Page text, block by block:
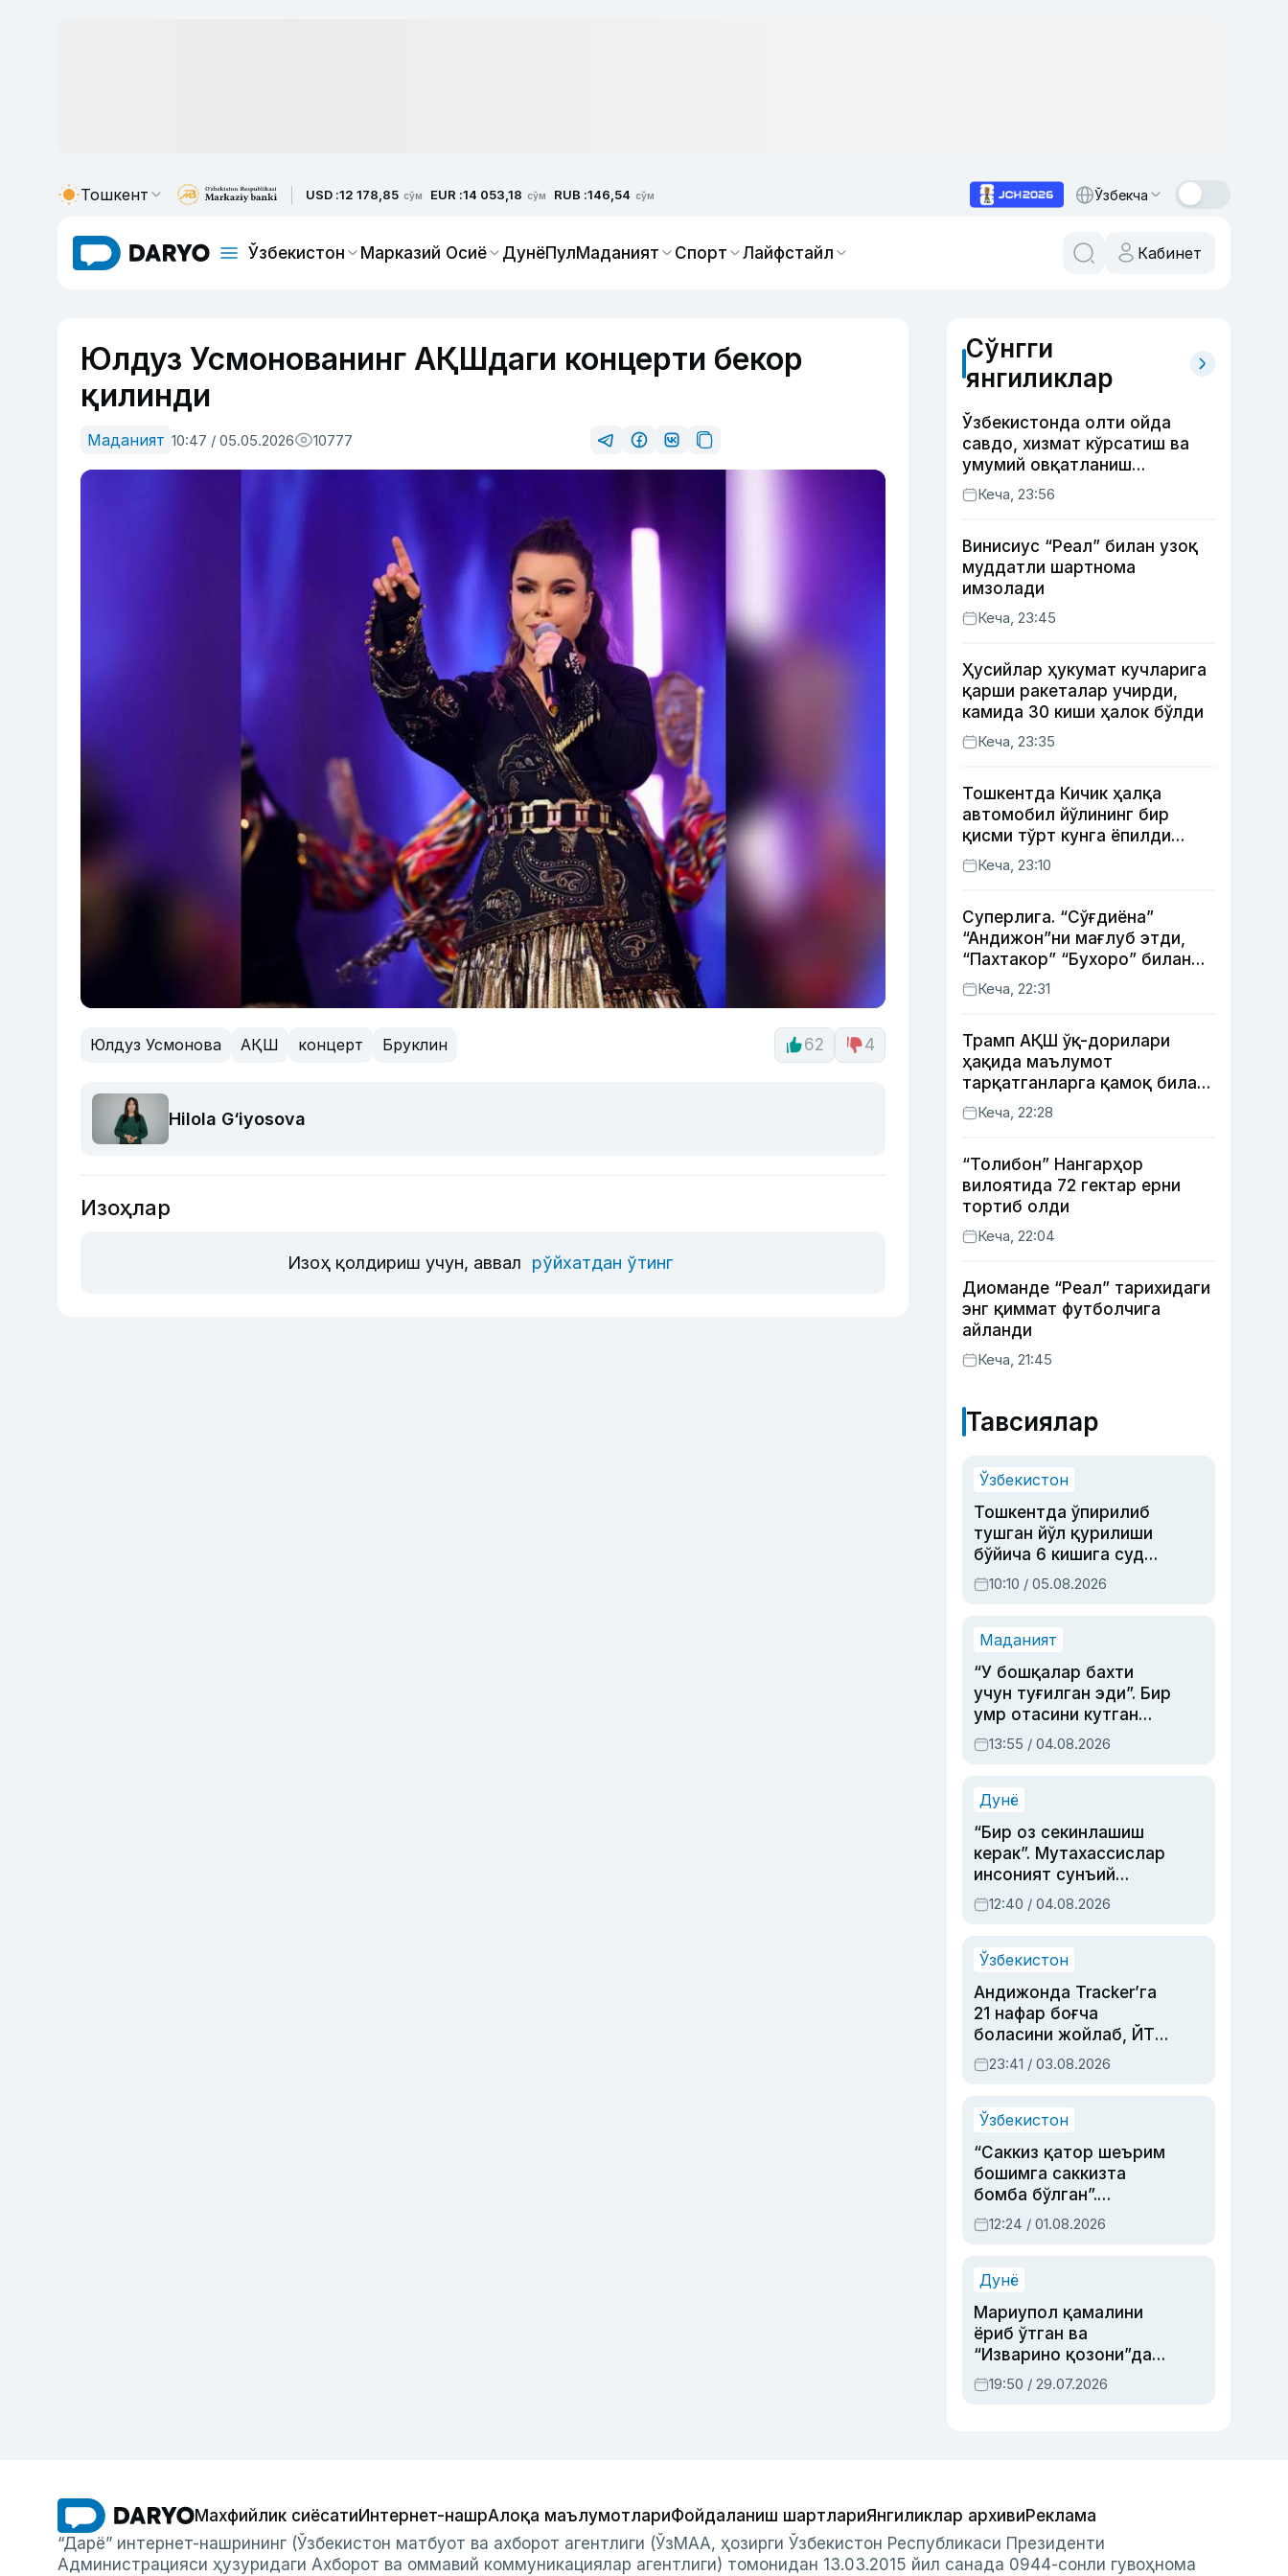
Тошкент USD :12 178,85 сўм EUR :14 053,18 сўм RUB :146,54 сўм Ўзбекча
Ўзбекистон Марказий Осиё ДунёПулМаданият Спорт Лайфстайл Кабинет
Юлдуз Усмонованинг АҚШдаги концерти бекор
қилинди
Маданият 10:47 / 05.05.2026 10777
Юлдуз Усмонова АҚШ концерт Бруклин 62 4
Hilola G‘iyosova
Изоҳлар
Изоҳ қолдириш учун, аввал рўйхатдан ўтинг
Сўнгги
янгиликлар
Ўзбекистонда олти ойда
савдо, хизмат кўрсатиш ва
умумий овқатланиш
корхоналари қанча солиқ
тўлагани очиқланди
Кеча, 23:56
Винисиус “Реал” билан узоқ
муддатли шартнома
имзолади
Кеча, 23:45
Ҳусийлар ҳукумат кучларига
қарши ракеталар учирди,
камида 30 киши ҳалок бўлди
Кеча, 23:35
Тошкентда Кичик ҳалқа
автомобил йўлининг бир
қисми тўрт кунга ёпилди
(харита)
Кеча, 23:10
Суперлига. “Сўғдиёна”
“Андижон”ни мағлуб этди,
“Пахтакор” “Бухоро” билан
жанговар дуранг қайд этди
Кеча, 22:31
Трамп АҚШ ўқ-дорилари
ҳақида маълумот
тарқатганларга қамоқ билан
таҳдид қилди
Кеча, 22:28
“Толибон” Нангарҳор
вилоятида 72 гектар ерни
тортиб олди
Кеча, 22:04
Диоманде “Реал” тарихидаги
энг қиммат футболчига
айланди
Кеча, 21:45
Тавсиялар
Ўзбекистон
Тошкентда ўпирилиб
тушган йўл қурилиши
бўйича 6 кишига суд
ҳукми ўқилди
10:10 / 05.08.2026
Маданият
“У бошқалар бахти
учун туғилган эди”. Бир
умр отасини кутган
актриса ва дубльяж
устаси Римма
синовларга тўла ҳаёти
13:55 / 04.08.2026
Дунё
“Бир оз секинлашиш
керак”. Мутахассислар
инсоният сунъий
интеллектни бошқара
олмай қолишидан
12:40 / 04.08.2026
Ўзбекистон
Андижонда Tracker’га
21 нафар боғча
боласини жойлаб, ЙТҲ
содир этган аёлга суд
ҳукми ўқилди
23:41 / 03.08.2026
Ўзбекистон
“Саккиз қатор шеърим
бошимга саккизта
бомба бўлган”.
Абдулла Ориповни
сиёсий айбловлардан
12:24 / 01.08.2026
Дунё
Мариупол қамалини
ёриб ўтган ва
“Изварино қозони”дан
чиққан қаҳрамон —
Украина армияси бош
19:50 / 29.07.2026
Махфийлик сиёсатиИнтернет-нашрАлоқа маълумотлариФойдаланиш шартлариЯнгиликлар архивиРеклама
“Дарё” интернет-нашрининг (Ўзбекистон матбуот ва ахборот агентлиги (ЎзМАА, ҳозирги Ўзбекистон Республикаси Президенти
Администрацияси ҳузуридаги Ахборот ва оммавий коммуникациялар агентлиги) томонидан 13.03.2015 йил санада 0944-сонли гувоҳнома